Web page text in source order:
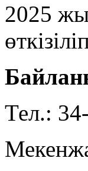
2025
Тел.: